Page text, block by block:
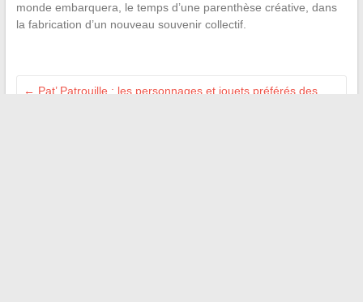
monde embarquera, le temps d’une parenthèse créative, dans
la fabrication d’un nouveau souvenir collectif.
← Pat’ Patrouille : les personnages et jouets préférés des